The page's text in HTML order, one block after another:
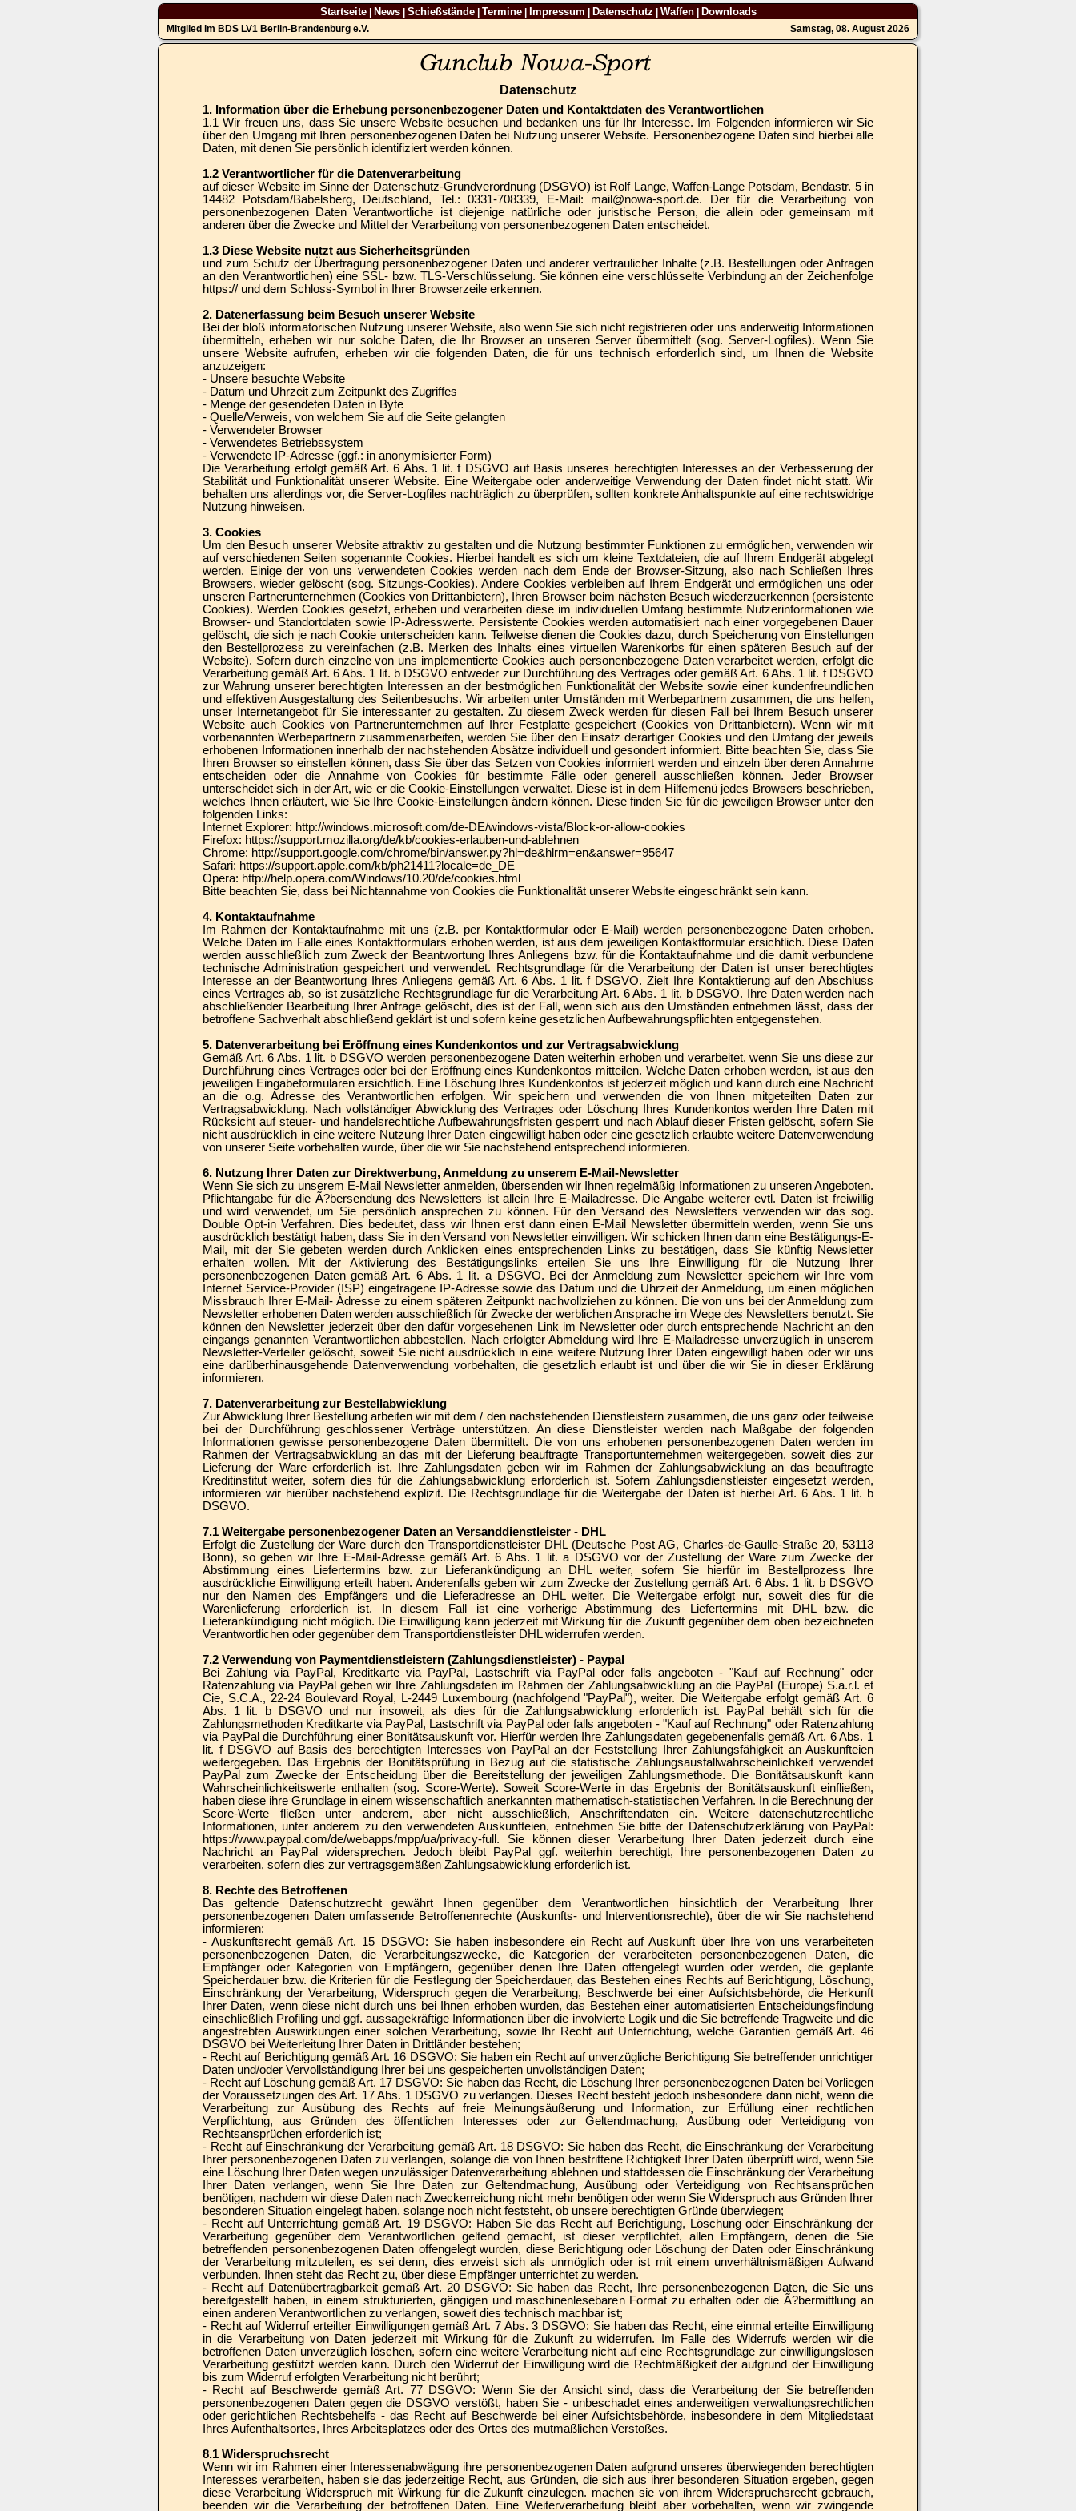
Startseite| News| Schießstände| Termine| Impressum Datenschutz Waffen| Downloads
Mitglied im BDS LV1 Berlin-Brandenburg e.V. Samstag, 08. August 2026
Datenschutz
1. Information über die Erhebung personenbezogener Daten und Kontaktdaten des Verantwortlichen
1.1 Wir freuen uns, dass Sie unsere Website besuchen und bedanken uns für Ihr Interesse. Im Folgenden informieren wir Sie
über den Umgang mit Ihren personenbezogenen Daten bei Nutzung unserer Website. Personenbezogene Daten sind hierbei alle
Daten, mit denen Sie persönlich identifiziert werden können.
1.2 Verantwortlicher für die Datenverarbeitung
auf dieser Website im Sinne der Datenschutz-Grundverordnung (DSGVO) ist Rolf Lange, Waffen-Lange Potsdam, Bendastr. 5 in
14482 Potsdam/Babelsberg, Deutschland, Tel.: 0331-708339, E-Mail: mail@nowa-sport.de. Der für die Verarbeitung von
personenbezogenen Daten Verantwortliche ist diejenige natürliche oder juristische Person, die allein oder gemeinsam mit
anderen über die Zwecke und Mittel der Verarbeitung von personenbezogenen Daten entscheidet.
1.3 Diese Website nutzt aus Sicherheitsgründen
und zum Schutz der Übertragung personenbezogener Daten und anderer vertraulicher Inhalte (z.B. Bestellungen oder Anfragen
an den Verantwortlichen) eine SSL- bzw. TLS-Verschlüsselung. Sie können eine verschlüsselte Verbindung an der Zeichenfolge
https:// und dem Schloss-Symbol in Ihrer Browserzeile erkennen.
2. Datenerfassung beim Besuch unserer Website
Bei der bloß informatorischen Nutzung unserer Website, also wenn Sie sich nicht registrieren oder uns anderweitig Informationen
übermitteln, erheben wir nur solche Daten, die Ihr Browser an unseren Server übermittelt (sog. Server-Logfiles). Wenn Sie
unsere Website aufrufen, erheben wir die folgenden Daten, die für uns technisch erforderlich sind, um Ihnen die Website
anzuzeigen:
- Unsere besuchte Website
- Datum und Uhrzeit zum Zeitpunkt des Zugriffes
- Menge der gesendeten Daten in Byte
- Quelle/Verweis, von welchem Sie auf die Seite gelangten
- Verwendeter Browser
- Verwendetes Betriebssystem
- Verwendete IP-Adresse (ggf.: in anonymisierter Form)
Die Verarbeitung erfolgt gemäß Art. 6 Abs. 1 lit. f DSGVO auf Basis unseres berechtigten Interesses an der Verbesserung der
Stabilität und Funktionalität unserer Website. Eine Weitergabe oder anderweitige Verwendung der Daten findet nicht statt. Wir
behalten uns allerdings vor, die Server-Logfiles nachträglich zu überprüfen, sollten konkrete Anhaltspunkte auf eine rechtswidrige
Nutzung hinweisen.
3. Cookies
Um den Besuch unserer Website attraktiv zu gestalten und die Nutzung bestimmter Funktionen zu ermöglichen, verwenden wir
auf verschiedenen Seiten sogenannte Cookies. Hierbei handelt es sich um kleine Textdateien, die auf Ihrem Endgerät abgelegt
werden. Einige der von uns verwendeten Cookies werden nach dem Ende der Browser-Sitzung, also nach Schließen Ihres
Browsers, wieder gelöscht (sog. Sitzungs-Cookies). Andere Cookies verbleiben auf Ihrem Endgerät und ermöglichen uns oder
unseren Partnerunternehmen (Cookies von Drittanbietern), Ihren Browser beim nächsten Besuch wiederzuerkennen (persistente
Cookies). Werden Cookies gesetzt, erheben und verarbeiten diese im individuellen Umfang bestimmte Nutzerinformationen wie
Browser- und Standortdaten sowie IP-Adresswerte. Persistente Cookies werden automatisiert nach einer vorgegebenen Dauer
gelöscht, die sich je nach Cookie unterscheiden kann. Teilweise dienen die Cookies dazu, durch Speicherung von Einstellungen
den Bestellprozess zu vereinfachen (z.B. Merken des Inhalts eines virtuellen Warenkorbs für einen späteren Besuch auf der
Website). Sofern durch einzelne von uns implementierte Cookies auch personenbezogene Daten verarbeitet werden, erfolgt die
Verarbeitung gemäß Art. 6 Abs. 1 lit. b DSGVO entweder zur Durchführung des Vertrages oder gemäß Art. 6 Abs. 1 lit. f DSGVO
zur Wahrung unserer berechtigten Interessen an der bestmöglichen Funktionalität der Website sowie einer kundenfreundlichen
und effektiven Ausgestaltung des Seitenbesuchs. Wir arbeiten unter Umständen mit Werbepartnern zusammen, die uns helfen,
unser Internetangebot für Sie interessanter zu gestalten. Zu diesem Zweck werden für diesen Fall bei Ihrem Besuch unserer
Website auch Cookies von Partnerunternehmen auf Ihrer Festplatte gespeichert (Cookies von Drittanbietern). Wenn wir mit
vorbenannten Werbepartnern zusammenarbeiten, werden Sie über den Einsatz derartiger Cookies und den Umfang der jeweils
erhobenen Informationen innerhalb der nachstehenden Absätze individuell und gesondert informiert. Bitte beachten Sie, dass Sie
Ihren Browser so einstellen können, dass Sie über das Setzen von Cookies informiert werden und einzeln über deren Annahme
entscheiden oder die Annahme von Cookies für bestimmte Fälle oder generell ausschließen können. Jeder Browser
unterscheidet sich in der Art, wie er die Cookie-Einstellungen verwaltet. Diese ist in dem Hilfemenü jedes Browsers beschrieben,
welches Ihnen erläutert, wie Sie Ihre Cookie-Einstellungen ändern können. Diese finden Sie für die jeweiligen Browser unter den
folgenden Links:
Internet Explorer: http://windows.microsoft.com/de-DE/windows-vista/Block-or-allow-cookies
Firefox: https://support.mozilla.org/de/kb/cookies-erlauben-und-ablehnen
Chrome: http://support.google.com/chrome/bin/answer.py?hl=de&hlrm=en&answer=95647
Safari: https://support.apple.com/kb/ph21411?locale=de_DE
Opera: http://help.opera.com/Windows/10.20/de/cookies.html
Bitte beachten Sie, dass bei Nichtannahme von Cookies die Funktionalität unserer Website eingeschränkt sein kann.
4. Kontaktaufnahme
Im Rahmen der Kontaktaufnahme mit uns (z.B. per Kontaktformular oder E-Mail) werden personenbezogene Daten erhoben.
Welche Daten im Falle eines Kontaktformulars erhoben werden, ist aus dem jeweiligen Kontaktformular ersichtlich. Diese Daten
werden ausschließlich zum Zweck der Beantwortung Ihres Anliegens bzw. für die Kontaktaufnahme und die damit verbundene
technische Administration gespeichert und verwendet. Rechtsgrundlage für die Verarbeitung der Daten ist unser berechtigtes
Interesse an der Beantwortung Ihres Anliegens gemäß Art. 6 Abs. 1 lit. f DSGVO. Zielt Ihre Kontaktierung auf den Abschluss
eines Vertrages ab, so ist zusätzliche Rechtsgrundlage für die Verarbeitung Art. 6 Abs. 1 lit. b DSGVO. Ihre Daten werden nach
abschließender Bearbeitung Ihrer Anfrage gelöscht, dies ist der Fall, wenn sich aus den Umständen entnehmen lässt, dass der
betroffene Sachverhalt abschließend geklärt ist und sofern keine gesetzlichen Aufbewahrungspflichten entgegenstehen.
5. Datenverarbeitung bei Eröffnung eines Kundenkontos und zur Vertragsabwicklung
Gemäß Art. 6 Abs. 1 lit. b DSGVO werden personenbezogene Daten weiterhin erhoben und verarbeitet, wenn Sie uns diese zur
Durchführung eines Vertrages oder bei der Eröffnung eines Kundenkontos mitteilen. Welche Daten erhoben werden, ist aus den
jeweiligen Eingabeformularen ersichtlich. Eine Löschung Ihres Kundenkontos ist jederzeit möglich und kann durch eine Nachricht
an die o.g. Adresse des Verantwortlichen erfolgen. Wir speichern und verwenden die von Ihnen mitgeteilten Daten zur
Vertragsabwicklung. Nach vollständiger Abwicklung des Vertrages oder Löschung Ihres Kundenkontos werden Ihre Daten mit
Rücksicht auf steuer- und handelsrechtliche Aufbewahrungsfristen gesperrt und nach Ablauf dieser Fristen gelöscht, sofern Sie
nicht ausdrücklich in eine weitere Nutzung Ihrer Daten eingewilligt haben oder eine gesetzlich erlaubte weitere Datenverwendung
von unserer Seite vorbehalten wurde, über die wir Sie nachstehend entsprechend informieren.
6. Nutzung Ihrer Daten zur Direktwerbung, Anmeldung zu unserem E-Mail-Newsletter
Wenn Sie sich zu unserem E-Mail Newsletter anmelden, übersenden wir Ihnen regelmäßig Informationen zu unseren Angeboten.
Pflichtangabe für die Ã?bersendung des Newsletters ist allein Ihre E-Mailadresse. Die Angabe weiterer evtl. Daten ist freiwillig
und wird verwendet, um Sie persönlich ansprechen zu können. Für den Versand des Newsletters verwenden wir das sog.
Double Opt-in Verfahren. Dies bedeutet, dass wir Ihnen erst dann einen E-Mail Newsletter übermitteln werden, wenn Sie uns
ausdrücklich bestätigt haben, dass Sie in den Versand von Newsletter einwilligen. Wir schicken Ihnen dann eine Bestätigungs-E-
Mail, mit der Sie gebeten werden durch Anklicken eines entsprechenden Links zu bestätigen, dass Sie künftig Newsletter
erhalten wollen. Mit der Aktivierung des Bestätigungslinks erteilen Sie uns Ihre Einwilligung für die Nutzung Ihrer
personenbezogenen Daten gemäß Art. 6 Abs. 1 lit. a DSGVO. Bei der Anmeldung zum Newsletter speichern wir Ihre vom
Internet Service-Provider (ISP) eingetragene IP-Adresse sowie das Datum und die Uhrzeit der Anmeldung, um einen möglichen
Missbrauch Ihrer E-Mail- Adresse zu einem späteren Zeitpunkt nachvollziehen zu können. Die von uns bei der Anmeldung zum
Newsletter erhobenen Daten werden ausschließlich für Zwecke der werblichen Ansprache im Wege des Newsletters benutzt. Sie
können den Newsletter jederzeit über den dafür vorgesehenen Link im Newsletter oder durch entsprechende Nachricht an den
eingangs genannten Verantwortlichen abbestellen. Nach erfolgter Abmeldung wird Ihre E-Mailadresse unverzüglich in unserem
Newsletter-Verteiler gelöscht, soweit Sie nicht ausdrücklich in eine weitere Nutzung Ihrer Daten eingewilligt haben oder wir uns
eine darüberhinausgehende Datenverwendung vorbehalten, die gesetzlich erlaubt ist und über die wir Sie in dieser Erklärung
informieren.
7. Datenverarbeitung zur Bestellabwicklung
Zur Abwicklung Ihrer Bestellung arbeiten wir mit dem / den nachstehenden Dienstleistern zusammen, die uns ganz oder teilweise
bei der Durchführung geschlossener Verträge unterstützen. An diese Dienstleister werden nach Maßgabe der folgenden
Informationen gewisse personenbezogene Daten übermittelt. Die von uns erhobenen personenbezogenen Daten werden im
Rahmen der Vertragsabwicklung an das mit der Lieferung beauftragte Transportunternehmen weitergegeben, soweit dies zur
Lieferung der Ware erforderlich ist. Ihre Zahlungsdaten geben wir im Rahmen der Zahlungsabwicklung an das beauftragte
Kreditinstitut weiter, sofern dies für die Zahlungsabwicklung erforderlich ist. Sofern Zahlungsdienstleister eingesetzt werden,
informieren wir hierüber nachstehend explizit. Die Rechtsgrundlage für die Weitergabe der Daten ist hierbei Art. 6 Abs. 1 lit. b
DSGVO.
7.1 Weitergabe personenbezogener Daten an Versanddienstleister - DHL
Erfolgt die Zustellung der Ware durch den Transportdienstleister DHL (Deutsche Post AG, Charles-de-Gaulle-Straße 20, 53113
Bonn), so geben wir Ihre E-Mail-Adresse gemäß Art. 6 Abs. 1 lit. a DSGVO vor der Zustellung der Ware zum Zwecke der
Abstimmung eines Liefertermins bzw. zur Lieferankündigung an DHL weiter, sofern Sie hierfür im Bestellprozess Ihre
ausdrückliche Einwilligung erteilt haben. Anderenfalls geben wir zum Zwecke der Zustellung gemäß Art. 6 Abs. 1 lit. b DSGVO
nur den Namen des Empfängers und die Lieferadresse an DHL weiter. Die Weitergabe erfolgt nur, soweit dies für die
Warenlieferung erforderlich ist. In diesem Fall ist eine vorherige Abstimmung des Liefertermins mit DHL bzw. die
Lieferankündigung nicht möglich. Die Einwilligung kann jederzeit mit Wirkung für die Zukunft gegenüber dem oben bezeichneten
Verantwortlichen oder gegenüber dem Transportdienstleister DHL widerrufen werden.
7.2 Verwendung von Paymentdienstleistern (Zahlungsdienstleister) - Paypal
Bei Zahlung via PayPal, Kreditkarte via PayPal, Lastschrift via PayPal oder falls angeboten - "Kauf auf Rechnung" oder
Ratenzahlung via PayPal geben wir Ihre Zahlungsdaten im Rahmen der Zahlungsabwicklung an die PayPal (Europe) S.a.r.l. et
Cie, S.C.A., 22-24 Boulevard Royal, L-2449 Luxembourg (nachfolgend "PayPal"), weiter. Die Weitergabe erfolgt gemäß Art. 6
Abs. 1 lit. b DSGVO und nur insoweit, als dies für die Zahlungsabwicklung erforderlich ist. PayPal behält sich für die
Zahlungsmethoden Kreditkarte via PayPal, Lastschrift via PayPal oder falls angeboten - "Kauf auf Rechnung" oder Ratenzahlung
via PayPal die Durchführung einer Bonitätsauskunft vor. Hierfür werden Ihre Zahlungsdaten gegebenenfalls gemäß Art. 6 Abs. 1
lit. f DSGVO auf Basis des berechtigten Interesses von PayPal an der Feststellung Ihrer Zahlungsfähigkeit an Auskunfteien
weitergegeben. Das Ergebnis der Bonitätsprüfung in Bezug auf die statistische Zahlungsausfallwahrscheinlichkeit verwendet
PayPal zum Zwecke der Entscheidung über die Bereitstellung der jeweiligen Zahlungsmethode. Die Bonitätsauskunft kann
Wahrscheinlichkeitswerte enthalten (sog. Score-Werte). Soweit Score-Werte in das Ergebnis der Bonitätsauskunft einfließen,
haben diese ihre Grundlage in einem wissenschaftlich anerkannten mathematisch-statistischen Verfahren. In die Berechnung der
Score-Werte fließen unter anderem, aber nicht ausschließlich, Anschriftendaten ein. Weitere datenschutzrechtliche
Informationen, unter anderem zu den verwendeten Auskunfteien, entnehmen Sie bitte der Datenschutzerklärung von PayPal:
https://www.paypal.com/de/webapps/mpp/ua/privacy-full. Sie können dieser Verarbeitung Ihrer Daten jederzeit durch eine
Nachricht an PayPal widersprechen. Jedoch bleibt PayPal ggf. weiterhin berechtigt, Ihre personenbezogenen Daten zu
verarbeiten, sofern dies zur vertragsgemäßen Zahlungsabwicklung erforderlich ist.
8. Rechte des Betroffenen
Das geltende Datenschutzrecht gewährt Ihnen gegenüber dem Verantwortlichen hinsichtlich der Verarbeitung Ihrer
personenbezogenen Daten umfassende Betroffenenrechte (Auskunfts- und Interventionsrechte), über die wir Sie nachstehend
informieren:
- Auskunftsrecht gemäß Art. 15 DSGVO: Sie haben insbesondere ein Recht auf Auskunft über Ihre von uns verarbeiteten
personenbezogenen Daten, die Verarbeitungszwecke, die Kategorien der verarbeiteten personenbezogenen Daten, die
Empfänger oder Kategorien von Empfängern, gegenüber denen Ihre Daten offengelegt wurden oder werden, die geplante
Speicherdauer bzw. die Kriterien für die Festlegung der Speicherdauer, das Bestehen eines Rechts auf Berichtigung, Löschung,
Einschränkung der Verarbeitung, Widerspruch gegen die Verarbeitung, Beschwerde bei einer Aufsichtsbehörde, die Herkunft
Ihrer Daten, wenn diese nicht durch uns bei Ihnen erhoben wurden, das Bestehen einer automatisierten Entscheidungsfindung
einschließlich Profiling und ggf. aussagekräftige Informationen über die involvierte Logik und die Sie betreffende Tragweite und die
angestrebten Auswirkungen einer solchen Verarbeitung, sowie Ihr Recht auf Unterrichtung, welche Garantien gemäß Art. 46
DSGVO bei Weiterleitung Ihrer Daten in Drittländer bestehen;
- Recht auf Berichtigung gemäß Art. 16 DSGVO: Sie haben ein Recht auf unverzügliche Berichtigung Sie betreffender unrichtiger
Daten und/oder Vervollständigung Ihrer bei uns gespeicherten unvollständigen Daten;
- Recht auf Löschung gemäß Art. 17 DSGVO: Sie haben das Recht, die Löschung Ihrer personenbezogenen Daten bei Vorliegen
der Voraussetzungen des Art. 17 Abs. 1 DSGVO zu verlangen. Dieses Recht besteht jedoch insbesondere dann nicht, wenn die
Verarbeitung zur Ausübung des Rechts auf freie Meinungsäußerung und Information, zur Erfüllung einer rechtlichen
Verpflichtung, aus Gründen des öffentlichen Interesses oder zur Geltendmachung, Ausübung oder Verteidigung von
Rechtsansprüchen erforderlich ist;
- Recht auf Einschränkung der Verarbeitung gemäß Art. 18 DSGVO: Sie haben das Recht, die Einschränkung der Verarbeitung
Ihrer personenbezogenen Daten zu verlangen, solange die von Ihnen bestrittene Richtigkeit Ihrer Daten überprüft wird, wenn Sie
eine Löschung Ihrer Daten wegen unzulässiger Datenverarbeitung ablehnen und stattdessen die Einschränkung der Verarbeitung
Ihrer Daten verlangen, wenn Sie Ihre Daten zur Geltendmachung, Ausübung oder Verteidigung von Rechtsansprüchen
benötigen, nachdem wir diese Daten nach Zweckerreichung nicht mehr benötigen oder wenn Sie Widerspruch aus Gründen Ihrer
besonderen Situation eingelegt haben, solange noch nicht feststeht, ob unsere berechtigten Gründe überwiegen;
- Recht auf Unterrichtung gemäß Art. 19 DSGVO: Haben Sie das Recht auf Berichtigung, Löschung oder Einschränkung der
Verarbeitung gegenüber dem Verantwortlichen geltend gemacht, ist dieser verpflichtet, allen Empfängern, denen die Sie
betreffenden personenbezogenen Daten offengelegt wurden, diese Berichtigung oder Löschung der Daten oder Einschränkung
der Verarbeitung mitzuteilen, es sei denn, dies erweist sich als unmöglich oder ist mit einem unverhältnismäßigen Aufwand
verbunden. Ihnen steht das Recht zu, über diese Empfänger unterrichtet zu werden.
- Recht auf Datenübertragbarkeit gemäß Art. 20 DSGVO: Sie haben das Recht, Ihre personenbezogenen Daten, die Sie uns
bereitgestellt haben, in einem strukturierten, gängigen und maschinenlesebaren Format zu erhalten oder die Ã?bermittlung an
einen anderen Verantwortlichen zu verlangen, soweit dies technisch machbar ist;
- Recht auf Widerruf erteilter Einwilligungen gemäß Art. 7 Abs. 3 DSGVO: Sie haben das Recht, eine einmal erteilte Einwilligung
in die Verarbeitung von Daten jederzeit mit Wirkung für die Zukunft zu widerrufen. Im Falle des Widerrufs werden wir die
betroffenen Daten unverzüglich löschen, sofern eine weitere Verarbeitung nicht auf eine Rechtsgrundlage zur einwilligungslosen
Verarbeitung gestützt werden kann. Durch den Widerruf der Einwilligung wird die Rechtmäßigkeit der aufgrund der Einwilligung
bis zum Widerruf erfolgten Verarbeitung nicht berührt;
- Recht auf Beschwerde gemäß Art. 77 DSGVO: Wenn Sie der Ansicht sind, dass die Verarbeitung der Sie betreffenden
personenbezogenen Daten gegen die DSGVO verstößt, haben Sie - unbeschadet eines anderweitigen verwaltungsrechtlichen
oder gerichtlichen Rechtsbehelfs - das Recht auf Beschwerde bei einer Aufsichtsbehörde, insbesondere in dem Mitgliedstaat
Ihres Aufenthaltsortes, Ihres Arbeitsplatzes oder des Ortes des mutmaßlichen Verstoßes.
8.1 Widerspruchsrecht
Wenn wir im Rahmen einer Interessenabwägung ihre personenbezogenen Daten aufgrund unseres überwiegenden berechtigten
Interesses verarbeiten, haben sie das jederzeitige Recht, aus Gründen, die sich aus ihrer besonderen Situation ergeben, gegen
diese Verarbeitung Widerspruch mit Wirkung für die Zukunft einzulegen. machen sie von ihrem Widerspruchsrecht gebrauch,
beenden wir die Verarbeitung der betroffenen Daten. Eine Weiterverarbeitung bleibt aber vorbehalten, wenn wir zwingende